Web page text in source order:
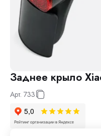
Заднее крыло
Арт. 733